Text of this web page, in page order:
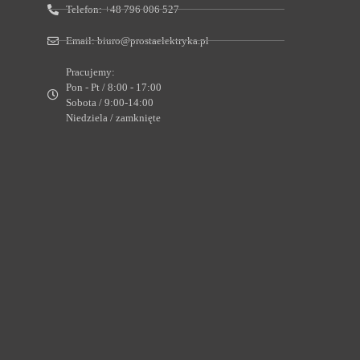
Telefon:+48 796 006 527
Email:biuro@prostaelektryka.pl
Pracujemy:
Pon - Pt / 8:00 - 17:00
Sobota / 9:00-14:00
Niedziela / zamknięte